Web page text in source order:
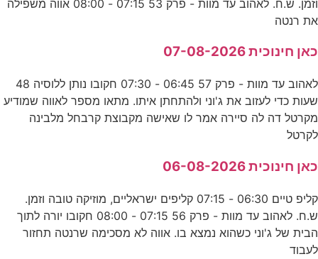
וזמן. ש.ח. לאהוב עד מוות - פרק 53 07:15 - 08:00 אווה משפילה
את רנטה
כאן חינוכית 07-08-2026
לאהוב עד מוות - פרק 57 06:45 - 07:30 חקובו נותן ללוסיה 48
שעות כדי לעזוב את ג'וני ולהתחתן איתו. מתאו מספר לאווה שמודיע
מקרטל דה לה סיירה אמר לו שאישה מקבוצת קרבחל מלבינה
לקרטל
כאן חינוכית 06-08-2026
קליפ טיים 06:30 - 07:15 קליפים ישראליים, מוזיקה טובה וזמן.
ש.ח. לאהוב עד מוות - פרק 56 07:15 - 08:00 חקובו יורה לתוך
הבית של ג'וני כשהוא נמצא בו. אווה לא מסכימה שרנטה תחזור
לעבוד